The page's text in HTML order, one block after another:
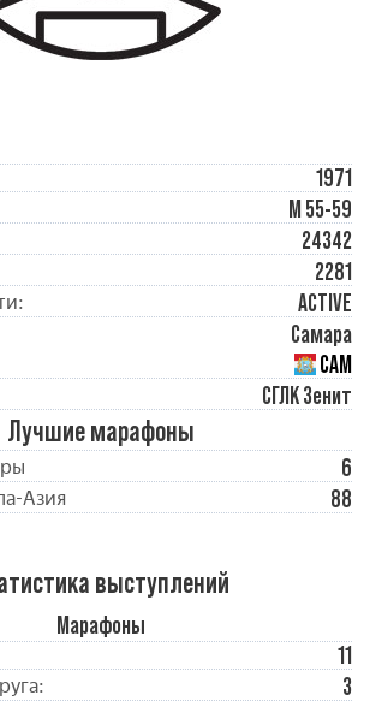
1971
М 55-59
24342
2281
ACTIVE
Самара
САМ
СГЛК Зенит
Лучшие марафоны
6
Азия 88
выступлений
Марафоны
11
3